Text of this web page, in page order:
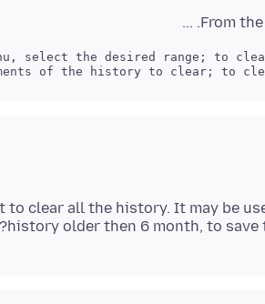
From
to clear all the history. It may be
history older then 6 month, to save